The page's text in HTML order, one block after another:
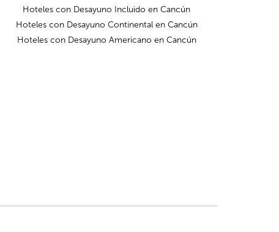
Hoteles con Desayuno Incluido en Cancún
Hoteles con Desayuno Continental en Cancún
Hoteles con Desayuno Americano en Cancún